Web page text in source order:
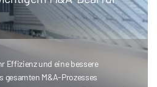
mehr Hunderte von Stunden